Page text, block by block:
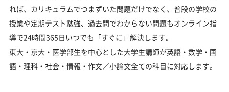
れば、カリキュラムでつまずいた問題だけでなく、普段の学校の
授業や定期テスト勉強、過去問でわからない問題もオンライン指
導で24時間365日いつでも「すぐに」解決します。
東大・京大・医学部生を中心とした大学生講師が英語・数学・国
語・理科・社会・情報・作文／小論文全ての科目に対応します。